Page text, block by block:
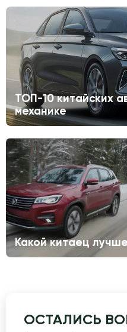
ТОП-10 китайских
механике
Какой китаец лучше
ОСТАЛИСЬ